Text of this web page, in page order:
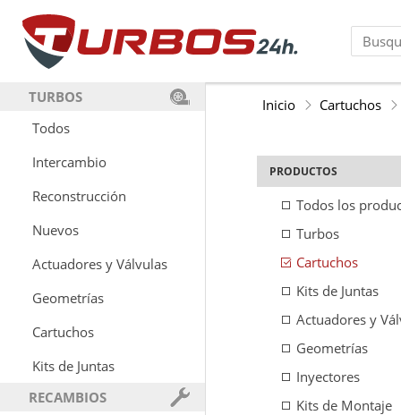
TURBOS
Todos
Intercambio
Reconstrucción
Nuevos
Actuadores y Válvulas
Geometrías
Cartuchos
Kits de Juntas
RECAMBIOS
Inicio Cartuchos
PRODUCTOS
Todos los
Turbos
Cartuchos
Kits de Juntas
Actuadores y
Geometrías
Inyectores
Kits de Montaje